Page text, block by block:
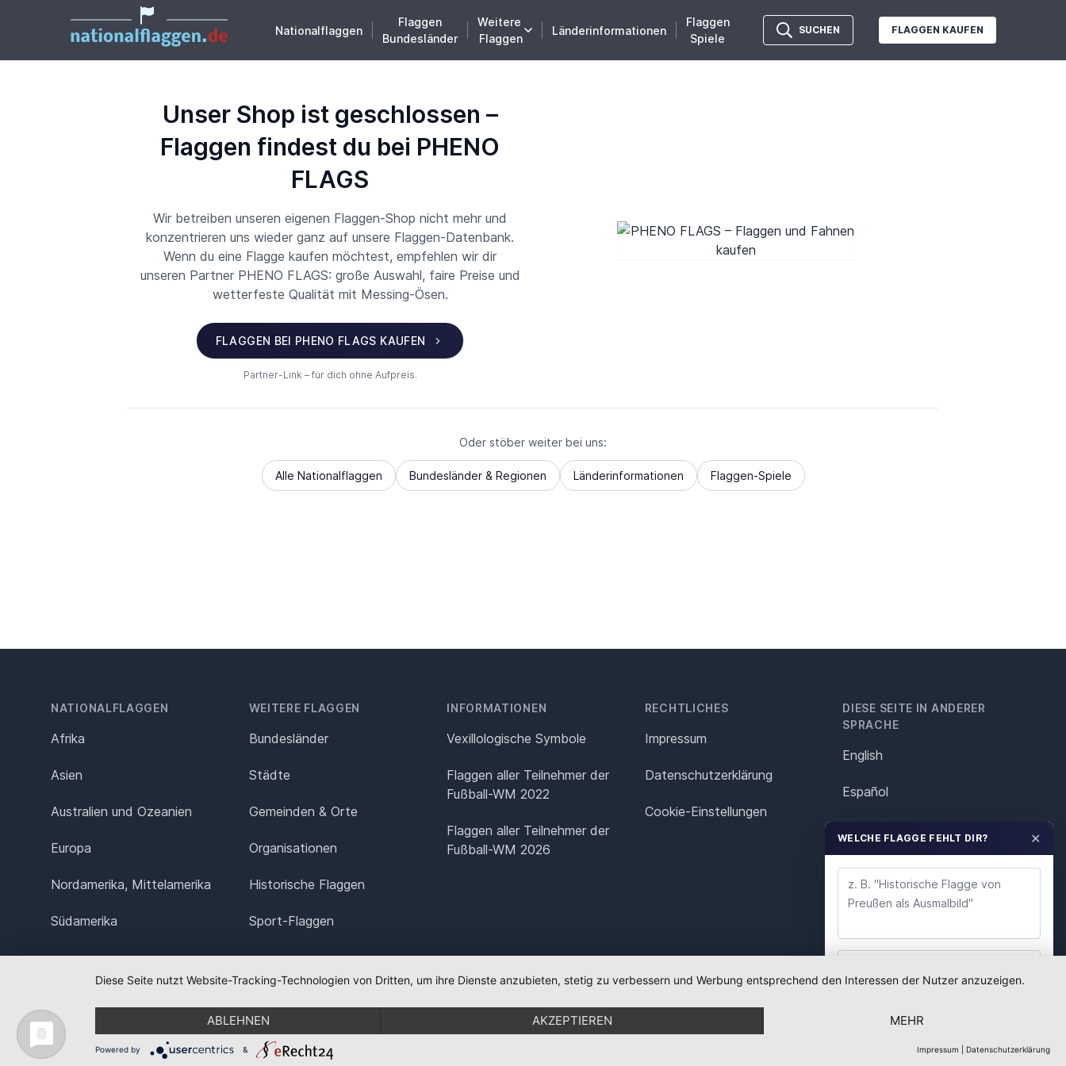
Nationalflaggen
Flaggen
Bundesländer
Weitere
Flaggen
Länderinformationen
Flaggen
Spiele
SUCHEN FLAGGEN KAUFEN
Unser Shop ist geschlossen –
Flaggen findest du bei PHENO
FLAGS
Wir betreiben unseren eigenen Flaggen-Shop nicht mehr und
konzentrieren uns wieder ganz auf unsere Flaggen-Datenbank.
Wenn du eine Flagge kaufen möchtest, empfehlen wir dir
unseren Partner PHENO FLAGS: große Auswahl, faire Preise und
wetterfeste Qualität mit Messing-Ösen.
FLAGGEN BEI PHENO FLAGS KAUFEN
Partner-Link – für dich ohne Aufpreis.
Oder stöber weiter bei uns:
Alle Nationalflaggen Bundesländer & Regionen Länderinformationen Flaggen-Spiele
NATIONALFLAGGEN
Afrika
Asien
Australien und Ozeanien
Europa
Nordamerika, Mittelamerika
Südamerika
WEITERE FLAGGEN
Bundesländer
Städte
Gemeinden & Orte
Organisationen
Historische Flaggen
Sport-Flaggen
INFORMATIONEN
Vexillologische Symbole
Flaggen aller Teilnehmer der
Fußball-WM 2022
Flaggen aller Teilnehmer der
Fußball-WM 2026
RECHTLICHES
Impressum
Datenschutz­erklärung
Cookie-Einstellungen
DIESE SEITE IN ANDERER
SPRACHE
English
Español
Italiano
Polska
Português
Nederlands
WELCHE FLAGGE FEHLT DIR? ✕
Diese Seite nutzt Website-Tracking-Technologien von Dritten, um ihre Dienste anzubieten, stetig zu verbessern und Werbung entsprechend den Interessen der Nutzer anzuzeigen.
ABLEHNEN AKZEPTIEREN MEHR
Powered by & Impressum Datenschutzerklärung